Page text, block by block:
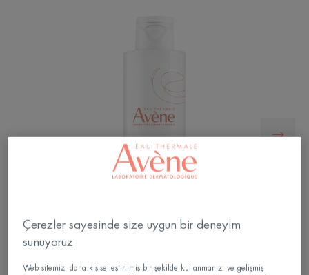
Çerezler sayesinde size uygun bir deneyim
sunuyoruz
Web sitemizi daha kişiselleştirilmiş bir şekilde kullanmanızı ve gelişmiş